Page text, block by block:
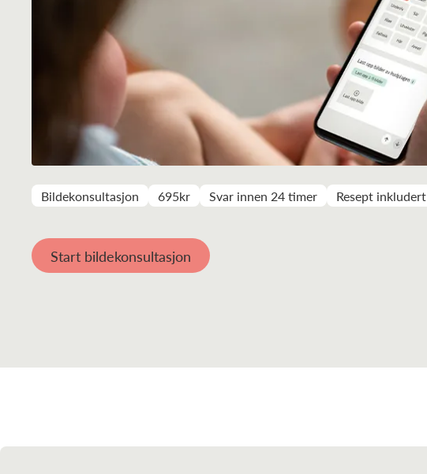
Bildekonsultasjon 695kr Svar innen 24 timer Resept inkludert
Start bildekonsultasjon